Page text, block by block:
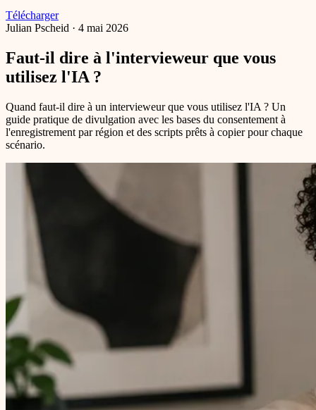
Télécharger
Julian Pscheid · 4 mai 2026
Faut-il dire à l'intervieweur que vous
utilisez l'IA ?
Quand faut-il dire à un intervieweur que vous utilisez l'IA ? Un
guide pratique de divulgation avec les bases du consentement à
l'enregistrement par région et des scripts prêts à copier pour chaque
scénario.